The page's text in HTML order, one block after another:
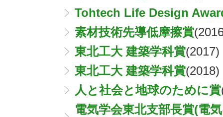
Tohtech Life Design
素材技術先導低摩擦賞
東北工大 建築学科賞(2017)
東北工大 建築学科賞(2018)
人と社会と地球のために賞
電気学会東北支部長賞(電